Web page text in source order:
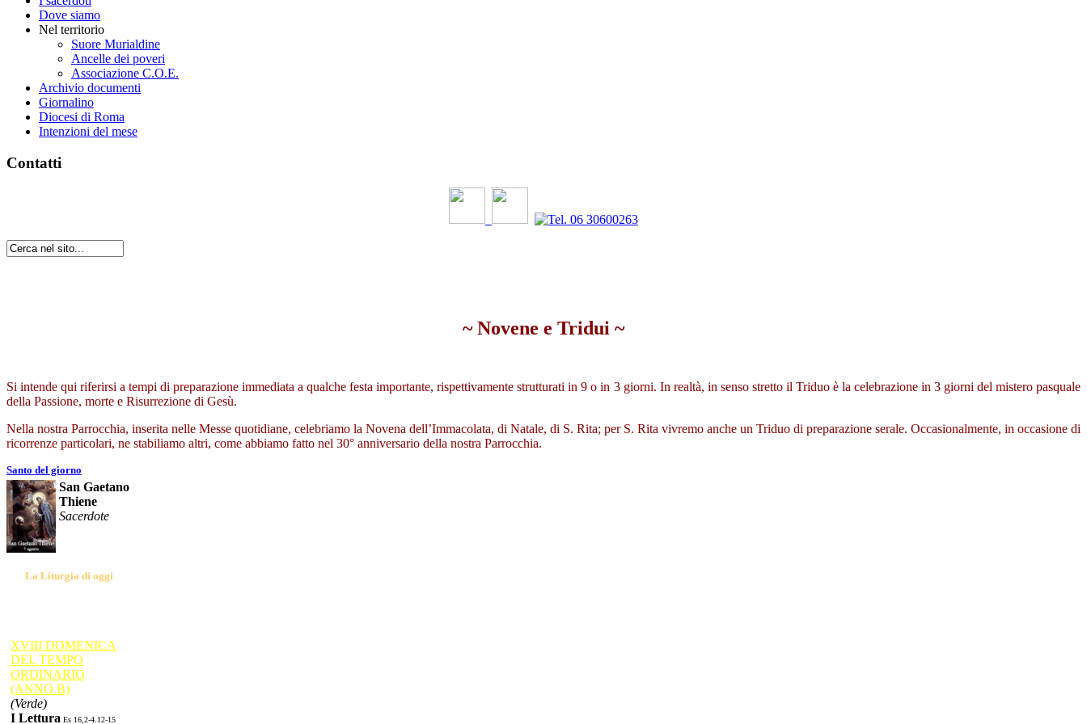
Dove siamo
Nel territorio
Suore Murialdine
Ancelle dei poveri
Associazione C.O.E.
Archivio documenti
Giornalino
Diocesi di Roma
Intenzioni del mese
Contatti
~Novene e Tridui ~
Si intende qui riferirsi a tempi di preparazione immediata a qualche festa importante, rispettivamente strutturati in 9 o in 3 giorni. In realtà, in senso stretto il Triduo è la celebrazione in 3 giorni del mistero pasquale
della Passione, morte e Risurrezione di Gesù.
Nella nostra Parrocchia, inserita nelle Messe quotidiane, celebriamo la Novena dell’Immacolata, di Natale, di S. Rita; per S. Rita vivremo anche un Triduo di preparazione serale. Occasionalmente, in occasione di
ricorrenze particolari, ne stabiliamo altri, come abbiamo fatto nel 30° anniversario della nostra Parrocchia.
Santo del giorno
San Gaetano
Thiene
Sacerdote
La Liturgia di oggi
XVIII DOMENICA
DEL TEMPO
ORDINARIO
(ANNO B)
(Verde)
I Lettura Es 16,2-4.12-15